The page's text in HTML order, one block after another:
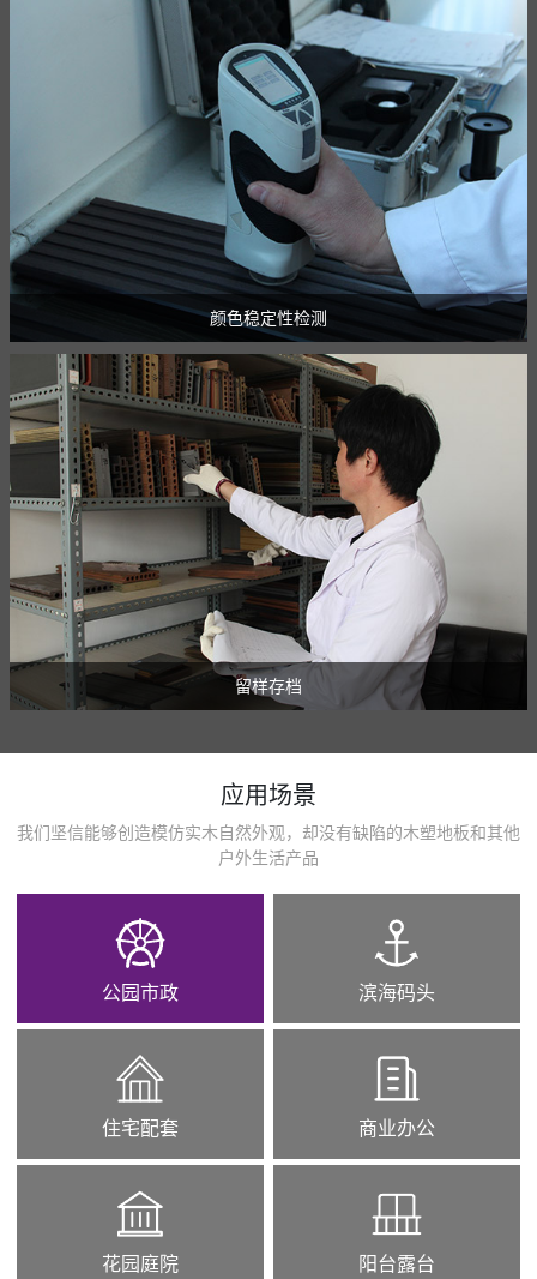
颜色稳定性检测
留样存档
应用场景
我们坚信能够创造模仿实木自然外观，却没有缺陷的木塑地板和其他
户外生活产品
公园市政 滨海码头
住宅配套 商业办公
花园庭院 阳台露台